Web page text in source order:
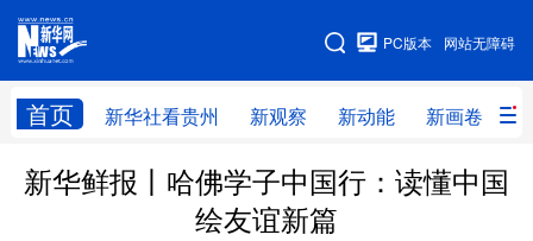
网站无障碍
PC版本
首页 新华社看贵州 新观察 新动能 新画卷
网站地图
新华社看贵州 新观察 新动能 新画卷
贵州领导 人事
新华鲜报丨哈佛学子中国行：读懂中国
绘友谊新篇